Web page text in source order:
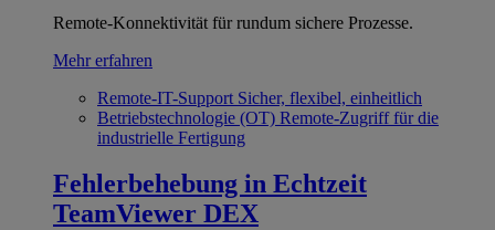
Remote-Konnektivität für rundum sichere Prozesse.
Mehr erfahren
Remote-IT-Support Sicher, flexibel, einheitlich
Betriebstechnologie (OT) Remote-Zugriff für die
industrielle Fertigung
Fehlerbehebung in Echtzeit
TeamViewer DEX